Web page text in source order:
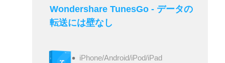
Wondershare TunesGo - データの
転送には壁なし
iPhone/Android/iPod/iPad